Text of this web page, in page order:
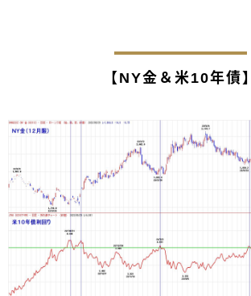
【NY金＆米10年債】